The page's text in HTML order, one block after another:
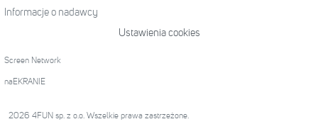
Informacje o nadawcy
Ustawienia cookies
Screen Network
naEKRANIE
2026 4FUN sp. z o.o. Wszelkie prawa zastrzeżone.